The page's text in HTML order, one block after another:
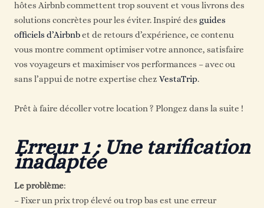
hôtes Airbnb commettent trop souvent et vous livrons des
solutions concrètes pour les éviter. Inspiré des guides
officiels d’Airbnbet de retours d’expérience, ce contenu
vous montre comment optimiser votre annonce, satisfaire
vos voyageurs et maximiser vos performances – avec ou
sans l’appui de notre expertise chez VestaTrip.
Prêt à faire décoller votre location ? Plongez dans la suite !
Erreur 1 : Une tarification
inadaptée
Le problème:
– Fixer un prix trop élevé ou trop bas est une erreur